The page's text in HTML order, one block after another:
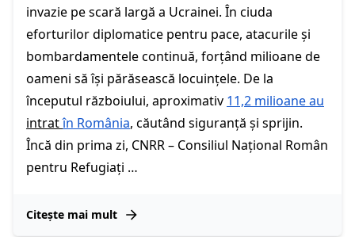
invazie pe scară largă a Ucrainei. În ciuda
eforturilor diplomatice pentru pace, atacurile și
bombardamentele continuă, forțând milioane de
oameni să își părăsească locuințele. De la
începutul războiului, aproximativ 11,2 milioane au
intratîn România, căutând siguranță și sprijin.
Încă din prima zi, CNRR – Consiliul Național Român
pentru Refugiați …
Citește mai mult